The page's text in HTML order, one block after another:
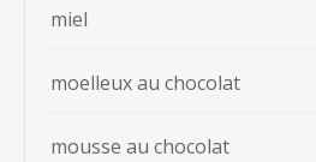
miel
moelleux au chocolat
mousse au chocolat